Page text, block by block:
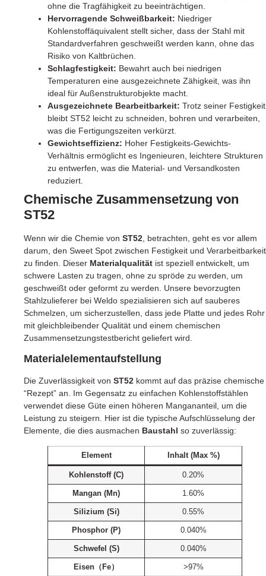
ohne die Tragfähigkeit zu beeinträchtigen.
Hervorragende Schweißbarkeit: Niedriger
Kohlenstoffäquivalent stellt sicher, dass der Stahl mit
Standardverfahren geschweißt werden kann, ohne das
Risiko von Kaltbrüchen.
Schlagfestigkeit: Bewahrt auch bei niedrigen
Temperaturen eine ausgezeichnete Zähigkeit, was ihn
ideal für Außenstrukturobjekte macht.
Ausgezeichnete Bearbeitbarkeit: Trotz seiner Festigkeit
bleibt ST52 leicht zu schneiden, bohren und verarbeiten,
was die Fertigungszeiten verkürzt.
Gewichtseffizienz: Hoher Festigkeits-Gewichts-
Verhältnis ermöglicht es Ingenieuren, leichtere Strukturen
zu entwerfen, was die Material- und Versandkosten
reduziert.
Chemische Zusammensetzung von
ST52
Wenn wir die Chemie von ST52 , betrachten, geht es vor allem
darum, den Sweet Spot zwischen Festigkeit und Verarbeitbarkeit
zu finden. Dieser Materialqualität ist speziell entwickelt, um
schwere Lasten zu tragen, ohne zu spröde zu werden, um
geschweißt oder geformt zu werden. Unsere bevorzugten
Stahlzulieferer bei Weldo spezialisieren sich auf sauberes
Schmelzen, um sicherzustellen, dass jede Platte und jedes Rohr
mit gleichbleibender Qualität und einem chemischen
Zusammensetzungstestbericht geliefert wird.
Materialelementaufstellung
Die Zuverlässigkeit von ST52 kommt auf das präzise chemische
“Rezept” an. Im Gegensatz zu einfachen Kohlenstoffstählen
verwendet diese Güte einen höheren Mangananteil, um die
Leistung zu steigern. Hier ist die typische Aufschlüsselung der
Elemente, die dies ausmachen Baustahl so zuverlässig:
Element Inhalt (Max %)
Kohlenstoff (C) 0.20%
Mangan (Mn) 1.60%
Silizium (Si) 0.55%
Phosphor (P) 0.040%
Schwefel (S) 0.040%
Eisen（Fe） >97%